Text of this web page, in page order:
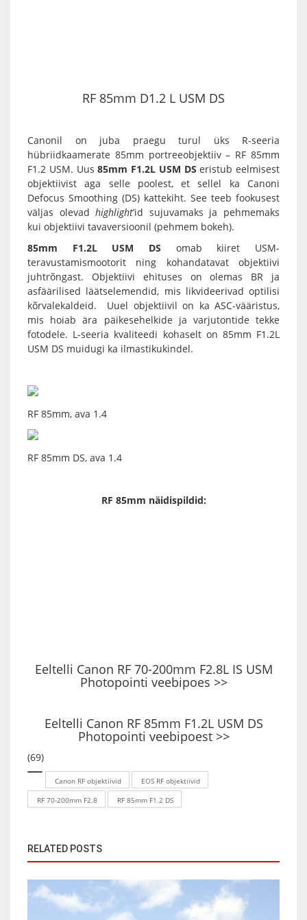
RF 85mm D1.2 L USM DS
Canonil on juba praegu turul üks R-seeria
hübriidkaamerate 85mm portreeobjektiiv – RF 85mm
F1.2 USM. Uus85mm F1.2L USM DS eristub eelmisest
objektiivist aga selle poolest, et sellel ka Canoni
Defocus Smoothing (DS) kattekiht. See teeb fookusest
väljas olevadhighlight’id sujuvamaks ja pehmemaks
kui objektiivi tavaversioonil (pehmem bokeh).
85mm F1.2L USM DS omab kiiret USM-
teravustamismootorit ning kohandatavat objektiivi
juhtrõngast. Objektiivi ehituses on olemas BR ja
asfäärilised läätselemendid, mis likvideerivad optilisi
kõrvalekaldeid. Uuel objektiivil on ka ASC-vääristus,
mis hoiab ära päikesehelkide ja varjutontide tekke
fotodele. L-seeria kvaliteedi kohaselt on 85mm F1.2L
USM DS muidugi ka ilmastikukindel.
RF 85mm, ava 1.4
RF 85mm DS, ava 1.4
RF 85mm näidispildid:
Eeltelli Canon RF 70-200mm F2.8L IS USM
Photopointi veebipoes >>
Eeltelli Canon RF 85mm F1.2L USM DS
Photopointi veebipoest >>
(69)
Canon RF objektiivid
EOS RF objektiivid
RF 70-200mm F2.8
RF 85mm F1.2 DS
RELATED POSTS